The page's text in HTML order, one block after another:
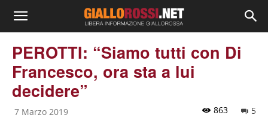
PEROTTI: “Siamo tutti con Di
Francesco, ora sta a lui
decidere”
7 Marzo 2019 5
863